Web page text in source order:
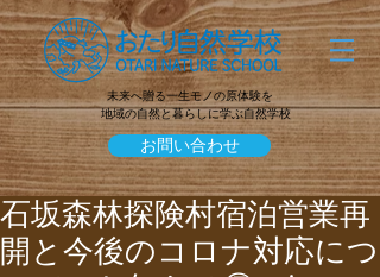
未来へ贈る一生モノの原体験を
地域の自然と暮らしに学ぶ自然学校
お問い合わせ
石坂森林探険村宿泊営業再
開と今後のコロナ対応につ